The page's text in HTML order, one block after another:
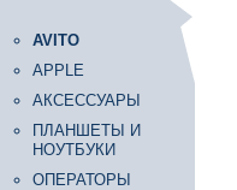
AVITO
APPLE
АКСЕССУАРЫ
ПЛАНШЕТЫ И
НОУТБУКИ
ОПЕРАТОРЫ